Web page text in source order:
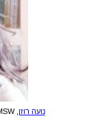
נועה רוזן , MSW, פסיכותרפיסטית, טיפול רגשי לילדים ונוער בת״א